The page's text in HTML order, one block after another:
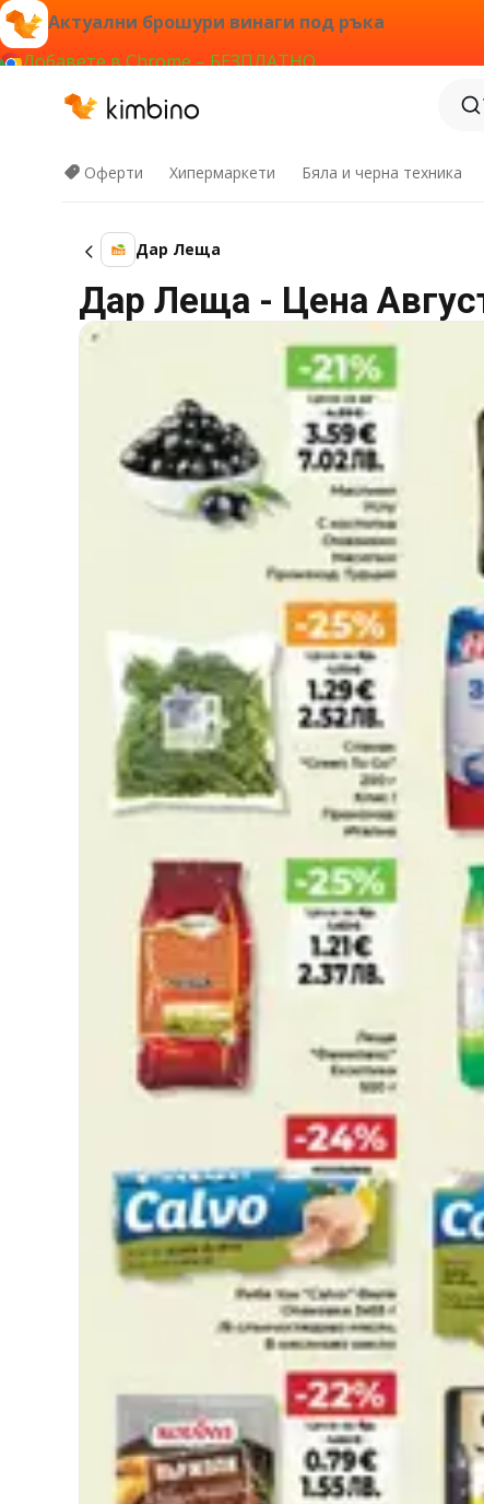
Актуални брошури винаги под ръка
Добавете в Chrome – БЕЗПЛАТНО
Оферти Хипермаркети Бяла и черна техника
Дар Леща
Дар Леща - Цена